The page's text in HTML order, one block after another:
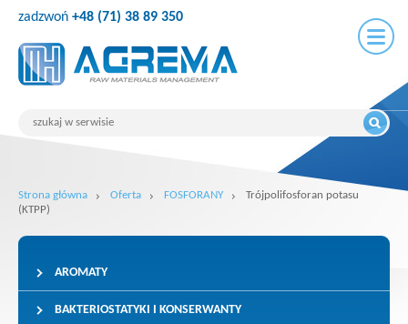
zadzwoń +48 (71) 38 89 350
Strona główna Oferta FOSFORANY
Trójpolifosforan potasu
(KTPP)
AROMATY
BAKTERIOSTATYKI I KONSERWANTY